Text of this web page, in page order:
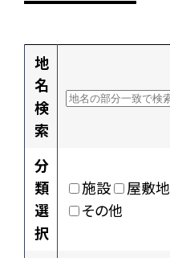
地
名
検
索
分
類
選
択
施設 屋敷地
その他